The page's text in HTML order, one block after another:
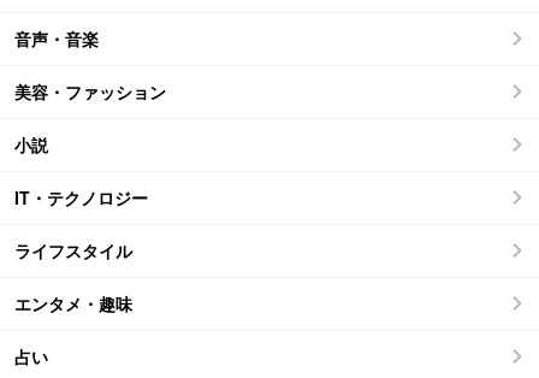
音声・音楽
美容・ファッション
小説
IT・テクノロジー
ライフスタイル
エンタメ・趣味
占い